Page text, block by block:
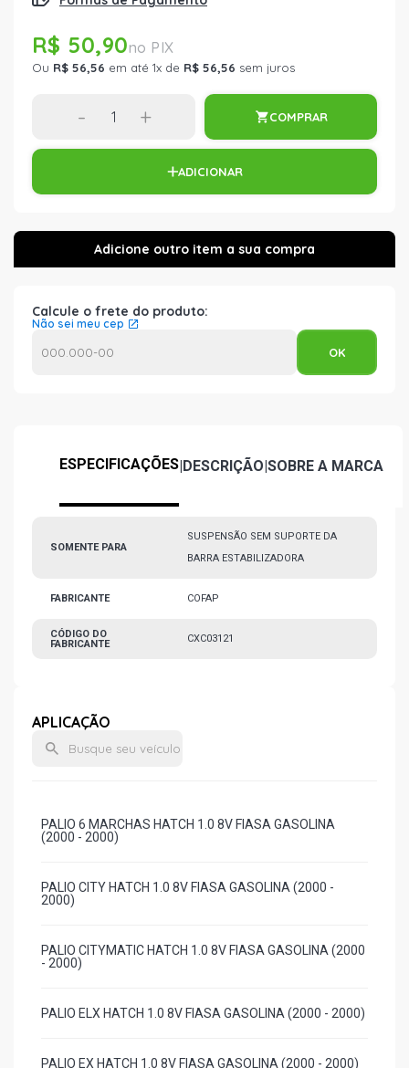
R$ 50,90
Ou R$ 56,56 em até 1x de R$ 56,56 sem juros
- + COMPRAR
ADICIONAR
Calcule o frete do produto:
Não sei meu cep
ESPECIFICAÇÕES|DESCRIÇÃO|SOBRE A MARCA
SOMENTE PARA
SUSPENSÃO SEM SUPORTE DA
BARRA ESTABILIZADORA
FABRICANTE COFAP
CÓDIGO DO
FABRICANTE
CXC03121
APLICAÇÃO
PALIO 6 MARCHAS HATCH 1.0 8V FIASA GASOLINA
(2000 - 2000)
PALIO CITY HATCH 1.0 8V FIASA GASOLINA (2000 -
2000)
PALIO CITYMATIC HATCH 1.0 8V FIASA GASOLINA (2000
- 2000)
PALIO ELX HATCH 1.0 8V FIASA GASOLINA (2000 - 2000)
PALIO EX HATCH 1.0 8V FIASA GASOLINA (2000 - 2000)